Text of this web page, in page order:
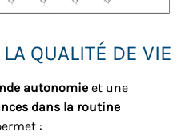
QUALITÉ DE VIE
autonomie et une
dans la routine
: